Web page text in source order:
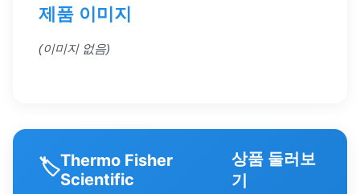
제품 이미지
(이미지 없음)
🏷️Thermo Fisher
Scientific
상품 둘러보
기